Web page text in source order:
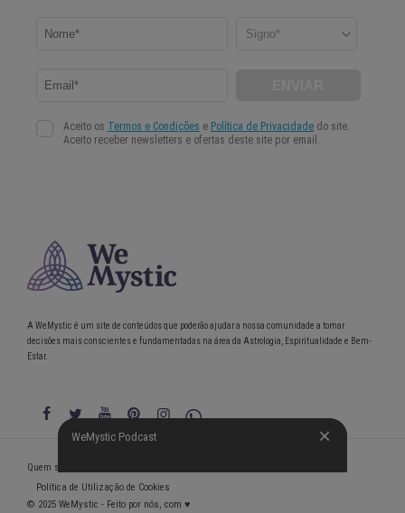
WeMystic Podcast
A WeMystic é um site de conteúdos que poderão ajudar a nossa comunidade a tomar
decisões mais conscientes e fundamentadas na área da Astrologia, Espiritualidade e Bem-
Estar.
WeMystic Podcast
Quem somos
Política de Utilização de Cookies
© 2025 WeMystic - Feito por nós, com ♥